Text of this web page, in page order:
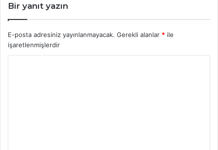
Bir yanıt yazın
E-posta adresiniz yayınlanmayacak. Gerekli alanlar * ile
işaretlenmişlerdir